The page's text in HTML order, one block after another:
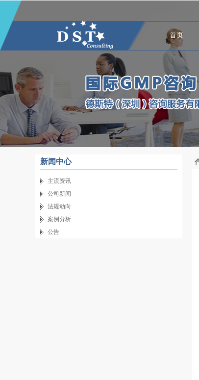
首页
新闻中心
主流资讯
公司新闻
法规动向
案例分析
公告